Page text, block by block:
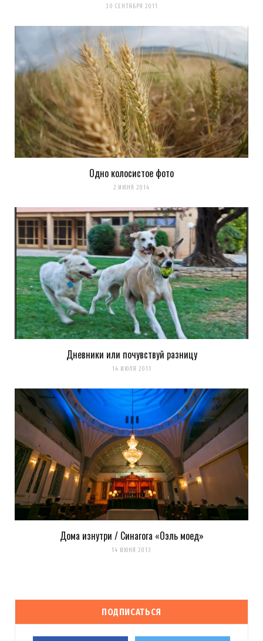
30 СЕНТЯБРЯ 2011
Одно колосистое фото
2 ИЮНЯ 2014
Дневники или почувствуй разницу
14 ИЮЛЯ 2011
Дома изнутри / Синагога «Оэль моед»
14 ИЮНЯ 2013
ПОДПИСАТЬСЯ